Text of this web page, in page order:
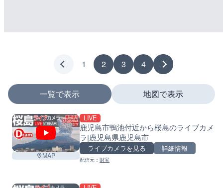
1 2 3 4
一覧で表示
MAP
LIVE
鹿児島市鴨池付近から桜島のライブカメ
ラ|鹿児島県鹿児島市
ライブカメラを見る 詳細情報
配信元： 財宝
地図で表示
+
−
マーカーをタップするとライブカメラの詳細が表示